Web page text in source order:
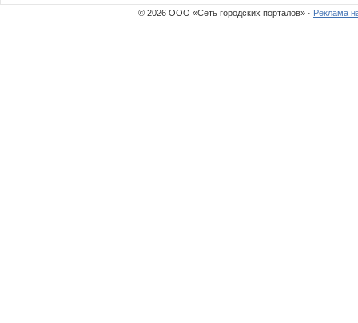
© 2026 ООО «Сеть городских порталов» · Реклама